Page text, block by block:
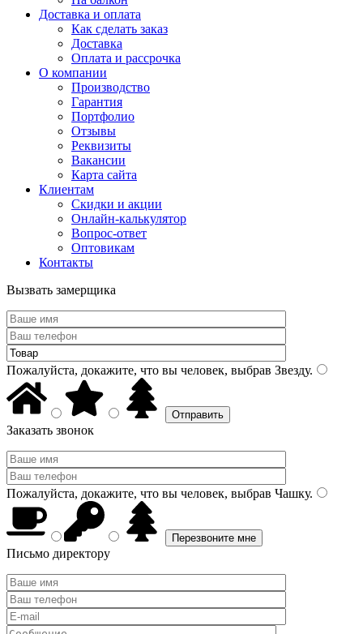
Доставка и оплата
Как сделать заказ
Доставка
Оплата и рассрочка
О компании
Производство
Гарантия
Портфолио
Отзывы
Реквизиты
Вакансии
Карта сайта
Клиентам
Скидки и акции
Онлайн-калькулятор
Вопрос-ответ
Оптовикам
Контакты
Вызвать замерщика
Пожалуйста, докажите, что вы человек, выбрав Звезду.
Заказать звонок
Пожалуйста, докажите, что вы человек, выбрав Чашку.
Письмо директору